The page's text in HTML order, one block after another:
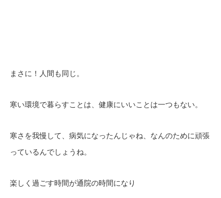
まさに！人間も同じ。
寒い環境で暮らすことは、健康にいいことは一つもない。
寒さを我慢して、病気になったんじゃね、なんのために頑張
っているんでしょうね。
楽しく過ごす時間が通院の時間になり